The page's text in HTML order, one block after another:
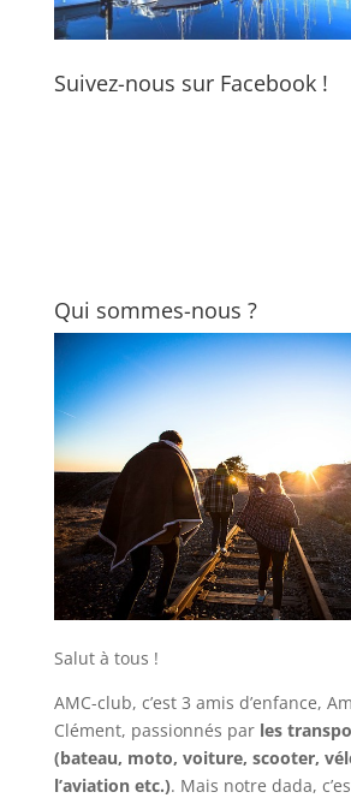
Suivez-nous sur Facebook !
Qui sommes-nous ?
Salut à tous !
AMC-club, c’est 3 amis d’enfance,
Clément, passionnés par les
(bateau, moto, voiture, scooter,
l’aviation etc.). Mais notre dada,